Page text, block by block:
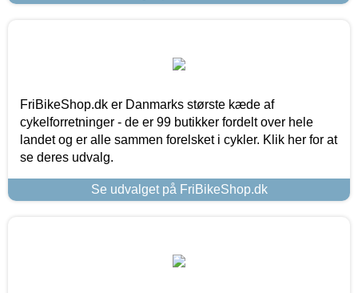
FriBikeShop.dk er Danmarks største kæde af
cykelforretninger - de er 99 butikker fordelt over hele
landet og er alle sammen forelsket i cykler. Klik her for at
se deres udvalg.
Se udvalget på FriBikeShop.dk